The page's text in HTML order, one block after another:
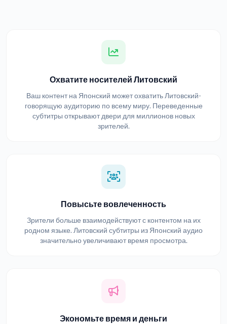
Охватите носителей Литовский
Ваш контент на Японский может охватить Литовский-
говорящую аудиторию по всему миру. Переведенные
субтитры открывают двери для миллионов новых
зрителей.
Повысьте вовлеченность
Зрители больше взаимодействуют с контентом на их
родном языке. Литовский субтитры из Японский аудио
значительно увеличивают время просмотра.
Экономьте время и деньги